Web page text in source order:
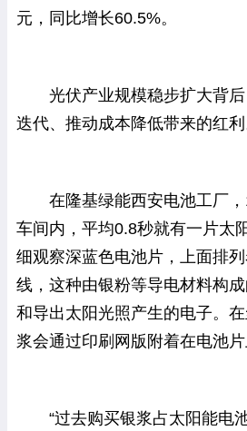
元，同比增长60.5%。
光伏产业规模稳步扩大背后
迭代、推动成本降低带来的红利
在隆基绿能西安电池工厂，
车间内，平均0.8秒就有一片太
细观察深蓝色电池片，上面排
线，这种由银粉等导电材料构
和导出太阳光照产生的电子。
浆会通过印刷网版附着在电池片
“过去购买银浆占太阳能电